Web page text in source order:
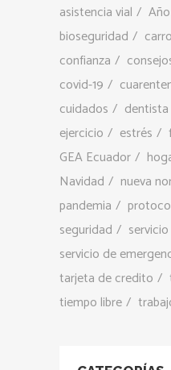
asistencia vial
bioseguridad
carro
confianza
covid-19
cuidados
dentista
ejercicio
estrés
GEA Ecuador
Navidad
nueva
pandemia
seguridad
servicio
servicio de
tarjeta de credito
tiempo libre